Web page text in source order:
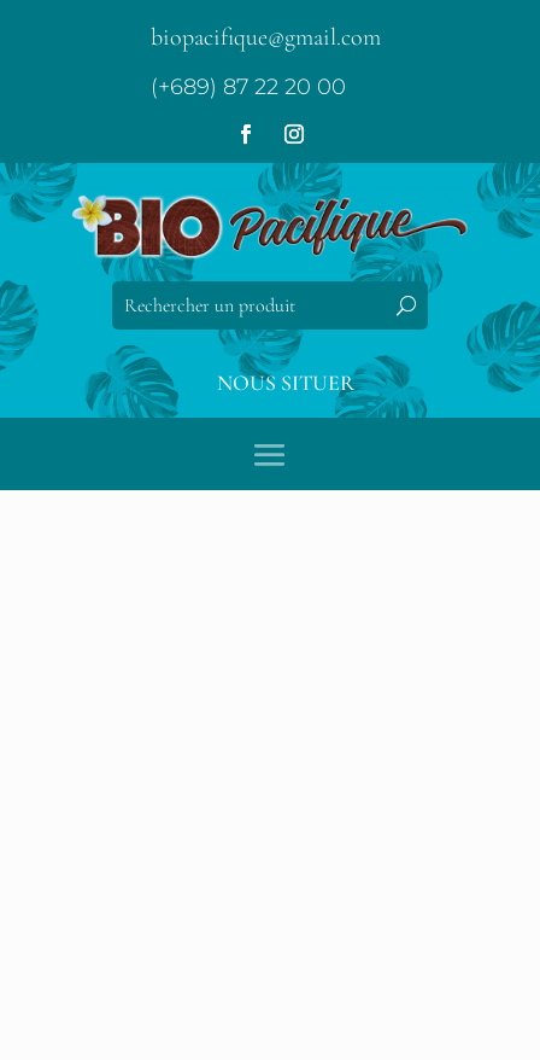
biopacifique@gmail.com
(+689) 87 22 20 00
NOUS SITUER